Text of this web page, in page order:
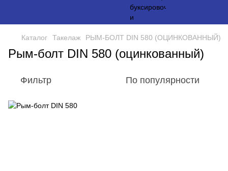
Каталог Такелаж РЫМ-БОЛТ DIN 580 (ОЦИНКОВАННЫЙ)
Рым-болт DIN 580 (оцинкованный)
Фильтр По популярности